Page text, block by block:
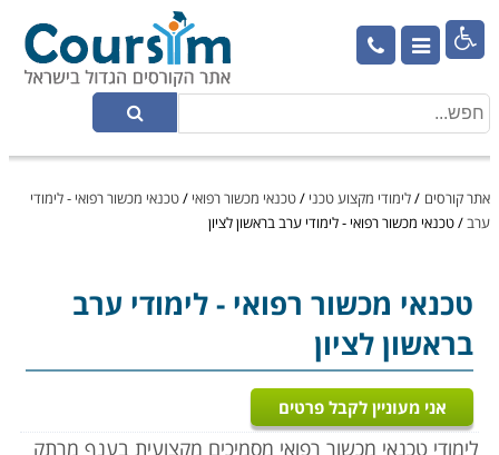

אתר קורסים /לימודי מקצוע טכני /טכנאי מכשור רפואי /טכנאי מכשור רפואי - לימודי
ערב/טכנאי מכשור רפואי - לימודי ערב בראשון לציון
טכנאי מכשור רפואי - לימודי ערב
בראשון לציון
אני מעוניין לקבל פרטים
לימודי טכנאי מכשור רפואי מסמיכים מקצועית בענף מרתק